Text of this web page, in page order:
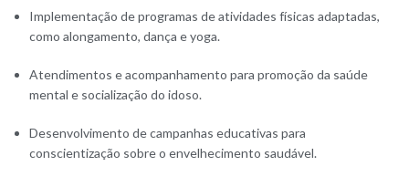
Implementação de programas de atividades físicas adaptadas,
como alongamento, dança e yoga.
Atendimentos e acompanhamento para promoção da saúde
mental e socialização do idoso.
Desenvolvimento de campanhas educativas para
conscientização sobre o envelhecimento saudável.